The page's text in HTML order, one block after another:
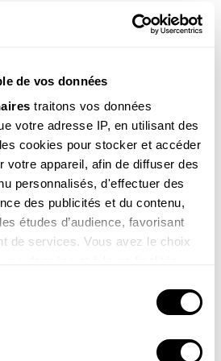
de vos données
traitons vos données
votre adresse IP, en utilisant des
cookies pour stocker et accéder
votre appareil, afin de diffuser des
personnalisés, d'effectuer des
des publicités et du contenu,
études d’audience, favorisant
de services. Vous avez le choix
la Déclaration relative aux
sur l'icône de confidentialité.
aimerions également :
SALAMANDRE
nature insolite près de chez
vous
Découvrir la revue
d'explorer et de protéger